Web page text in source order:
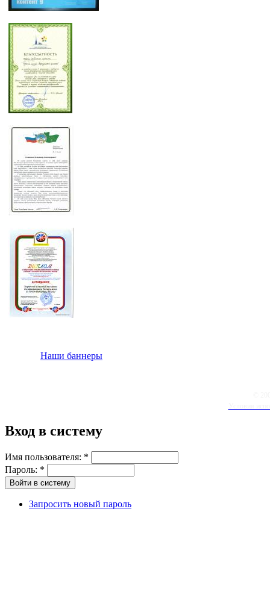
Наши баннеры
Вход в систему
Имя пользователя: *
Пароль: *
Запросить новый пароль